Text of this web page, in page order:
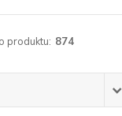
produktu: 874